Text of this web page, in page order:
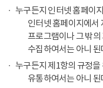
누구든지 인터넷 홈페이
인터넷 홈페이지에서
프로그램이나 그 밖
수집하여서는 아니 된
누구든지 제1항의 규정을
유통하여서는 아니 된